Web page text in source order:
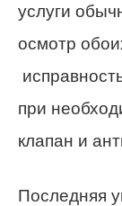
услуги
осмотр
при
клапан и
Последняя